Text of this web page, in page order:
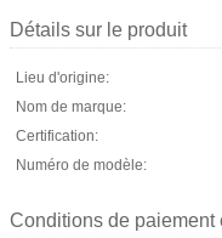
Détails sur le produit
Lieu d'origine:
Nom de marque:
Certification:
Numéro de modèle:
Conditions de paiement